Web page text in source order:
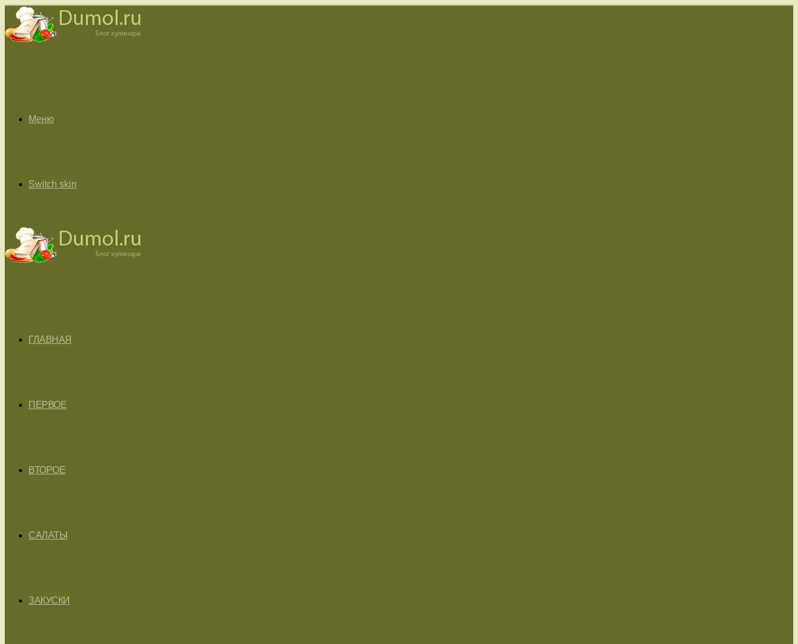
Меню
Switch skin
ГЛАВНАЯ
ПЕРВОЕ
ВТОРОЕ
САЛАТЫ
ЗАКУСКИ